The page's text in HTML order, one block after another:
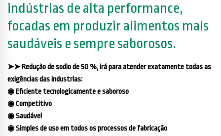
indústrias de alta performance,
focadas em produzir alimentos mais
saudáveis e sempre saborosos.
➤➤ Redução de sodio de 50 %, irá para atender exatamente todas as
exigências das industrias:
◉ Eficiente tecnologicamente e saboroso
◉ Competitivo
◉ Saudável
◉ Simples de uso em todos os processos de fabricação